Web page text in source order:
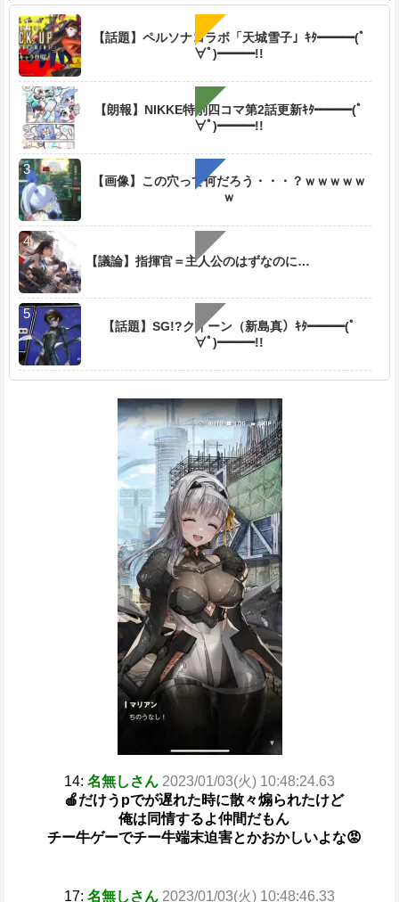
e
【話題】ペルソナコラボ「天城雪子」ｷﾀ━━━(ﾟ
∀ﾟ)━━━!!
【朗報】NIKKE特別四コマ第2話更新ｷﾀ━━━(ﾟ
∀ﾟ)━━━!!
【画像】この穴って何だろう・・・？ｗｗｗｗｗ
ｗ
【議論】指揮官＝主人公のはずなのに…
【話題】SG!?クイーン（新島真）ｷﾀ━━━(ﾟ
∀ﾟ)━━━!!
14: 名無しさん 2023/01/03(火) 10:48:24.63
🍎だけうpでが遅れた時に散々煽られたけど
俺は同情するよ仲間だもん
チー牛ゲーでチー牛端末迫害とかおかしいよな😡
17: 名無しさん 2023/01/03(火) 10:48:46.33